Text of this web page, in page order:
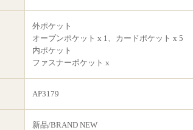
外ポケット
オープンポケット x 1、カードポケット x 5
内ポケット
ファスナーポケット x
AP3179
新品/BRAND NEW